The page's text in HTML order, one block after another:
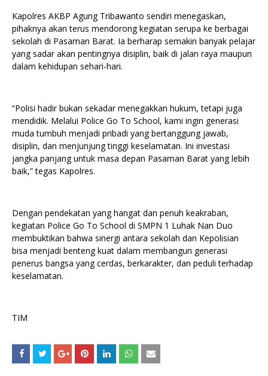
Kapolres AKBP Agung Tribawanto sendiri menegaskan,
pihaknya akan terus mendorong kegiatan serupa ke berbagai
sekolah di Pasaman Barat. Ia berharap semakin banyak pelajar
yang sadar akan pentingnya disiplin, baik di jalan raya maupun
dalam kehidupan sehari-hari.
“Polisi hadir bukan sekadar menegakkan hukum, tetapi juga
mendidik. Melalui Police Go To School, kami ingin generasi
muda tumbuh menjadi pribadi yang bertanggung jawab,
disiplin, dan menjunjung tinggi keselamatan. Ini investasi
jangka panjang untuk masa depan Pasaman Barat yang lebih
baik,” tegas Kapolres.
Dengan pendekatan yang hangat dan penuh keakraban,
kegiatan Police Go To School di SMPN 1 Luhak Nan Duo
membuktikan bahwa sinergi antara sekolah dan Kepolisian
bisa menjadi benteng kuat dalam membangun generasi
penerus bangsa yang cerdas, berkarakter, dan peduli terhadap
keselamatan.
TIM